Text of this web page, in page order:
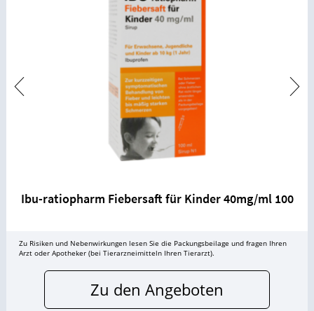
Ibu-ratiopharm Fiebersaft für Kinder 40mg/ml 100
Zu Risiken und Nebenwirkungen lesen Sie die Packungsbeilage und fragen Ihren
Arzt oder Apotheker (bei Tierarzneimitteln Ihren Tierarzt).
Zu den Angeboten